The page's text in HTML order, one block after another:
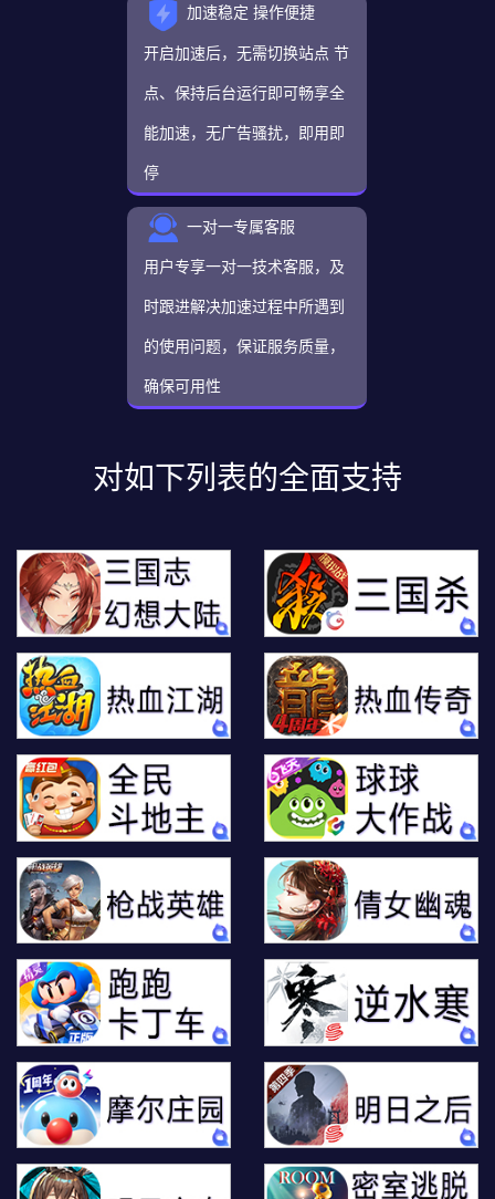
加速稳定 操作便捷
开启加速后，无需切换站点 节
点、保持后台运行即可畅享全
能加速，无广告骚扰，即用即
停
一对一专属客服
用户专享一对一技术客服，及
时跟进解决加速过程中所遇到
的使用问题，保证服务质量，
确保可用性
对如下列表的全面支持